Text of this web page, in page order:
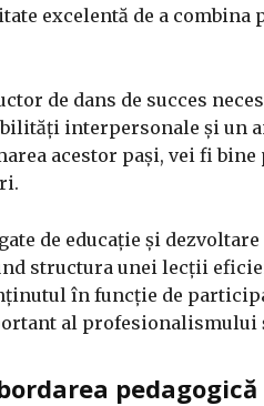
excelentă de a combina
de dans de succes
interpersonale și un
acestor pași, vei fi
de educație și
structura unei lecții
în funcție de
al profesionalismului
pedagogică